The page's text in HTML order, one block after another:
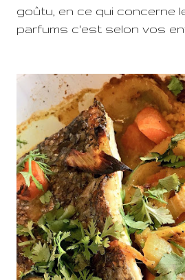
goûtu, en ce qui concerne
parfums c'est selon vos